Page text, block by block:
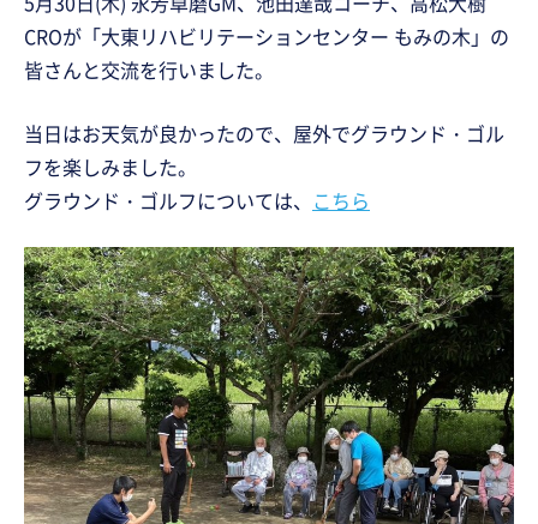
CROが「大東リハビリテーションセンター もみの木」の
皆さんと交流を行いました。
当日はお天気が良かったので、屋外でグラウンド・ゴル
フを楽しみました。
グラウンド・ゴルフについては、 こちら